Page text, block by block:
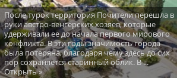
После турок территория Почители перешла в
руки австро-венгерских хозяев, которые
удерживали ее до начала первого мирового
конфликта. В эти годы значимость города
была потеряна, благодаря чему здесь до сих
пор сохраняется старинный облик. В ...
Открыть »